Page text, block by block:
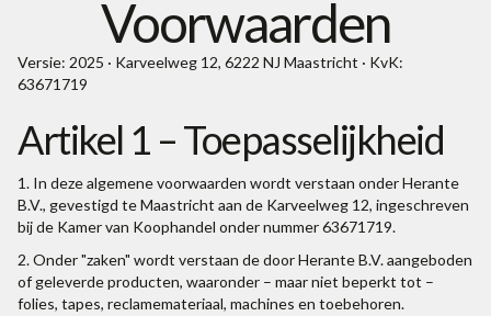
Voorwaarden
Versie: 2025 · Karveelweg 12, 6222 NJ Maastricht · KvK:
63671719
Artikel 1 – Toepasselijkheid
1. In deze algemene voorwaarden wordt verstaan onder Herante
B.V., gevestigd te Maastricht aan de Karveelweg 12, ingeschreven
bij de Kamer van Koophandel onder nummer 63671719.
2. Onder "zaken" wordt verstaan de door Herante B.V. aangeboden
of geleverde producten, waaronder – maar niet beperkt tot –
folies, tapes, reclamemateriaal, machines en toebehoren.